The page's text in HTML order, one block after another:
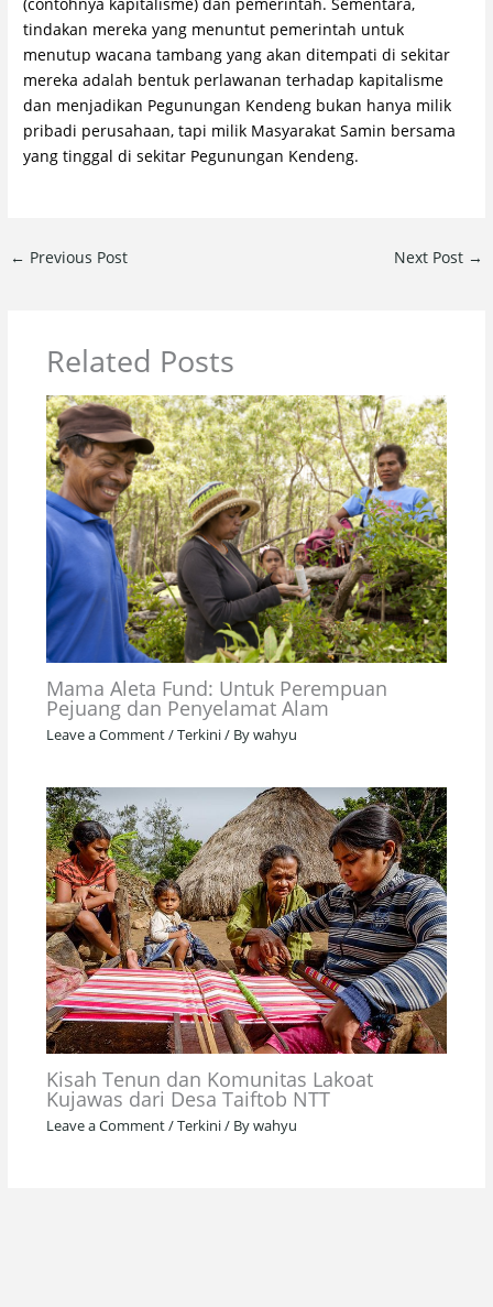
(contohnya kapitalisme) dan pemerintah. Sementara,
tindakan mereka yang menuntut pemerintah untuk
menutup wacana tambang yang akan ditempati di sekitar
mereka adalah bentuk perlawanan terhadap kapitalisme
dan menjadikan Pegunungan Kendeng bukan hanya milik
pribadi perusahaan, tapi milik Masyarakat Samin bersama
yang tinggal di sekitar Pegunungan Kendeng.
← Previous Post Next Post →
Related Posts
Mama Aleta Fund: Untuk Perempuan
Pejuang dan Penyelamat Alam
Leave a Comment/Terkini/ Bywahyu
Kisah Tenun dan Komunitas Lakoat
Kujawas dari Desa Taiftob NTT
Leave a Comment/Terkini/ Bywahyu